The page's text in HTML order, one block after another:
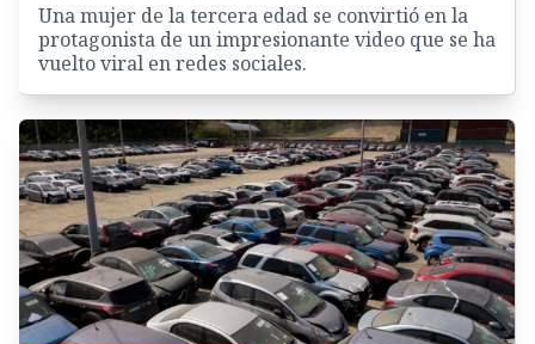
Una mujer de la tercera edad se convirtió en la
protagonista de un impresionante video que se ha
vuelto viral en redes sociales.